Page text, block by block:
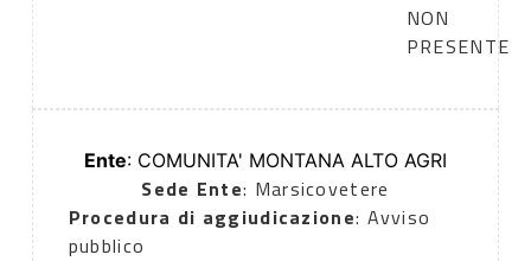
NON
PRESENTE
Ente: COMUNITA' MONTANA ALTO AGRI
Sede Ente: Marsicovetere
Procedura di aggiudicazione: Avviso
pubblico